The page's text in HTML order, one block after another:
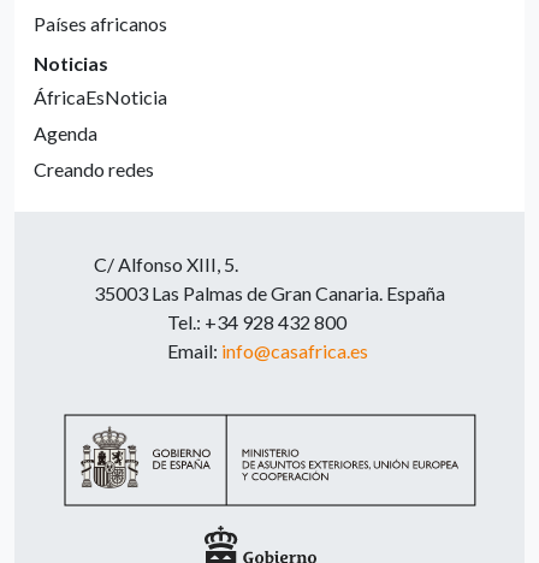
Países africanos
Noticias
ÁfricaEsNoticia
Agenda
Creando redes
C/ Alfonso XIII, 5.
35003 Las Palmas de Gran Canaria. España
Tel.: +34 928 432 800
Email: info@casafrica.es